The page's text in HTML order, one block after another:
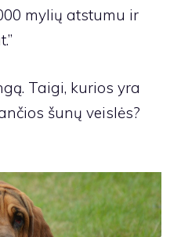
mylių atstumu ir
Taigi, kurios yra
šunų veislės?